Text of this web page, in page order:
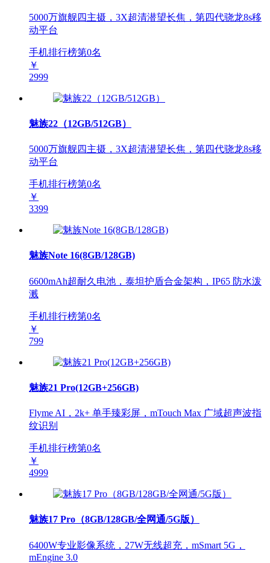
5000万旗舰四主摄，3X超清潜望长焦，第四代骁龙8s移
动平台
手机排行榜第0名
￥
2999
魅族22（12GB/512GB）
5000万旗舰四主摄，3X超清潜望长焦，第四代骁龙8s移
动平台
手机排行榜第0名
￥
3399
魅族Note 16(8GB/128GB)
6600mAh超耐久电池，泰坦护盾合金架构，IP65 防水泼
溅
手机排行榜第0名
￥
799
魅族21 Pro(12GB+256GB)
Flyme AI，2k+ 单手臻彩屏，mTouch Max 广域超声波指
纹识别
手机排行榜第0名
￥
4999
魅族17 Pro（8GB/128GB/全网通/5G版）
6400W专业影像系统，27W无线超充，mSmart 5G，
mEngine 3.0